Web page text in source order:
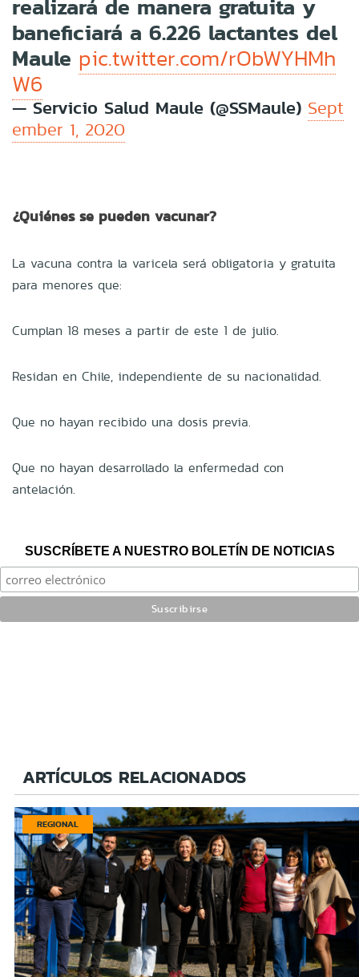
realizará de manera gratuita y
baneficiará a 6.226 lactantes del
Maule pic.twitter.com/rObWYHMh
W6
— Servicio Salud Maule (@SSMaule) Sept
ember 1, 2020
¿Quiénes se pueden vacunar?
La vacuna contra la varicela será obligatoria y gratuita
para menores que:
Cumplan 18 meses a partir de este 1 de julio.
Residan en Chile, independiente de su nacionalidad.
Que no hayan recibido una dosis previa.
Que no hayan desarrollado la enfermedad con
antelación.
SUSCRÍBETE A NUESTRO BOLETÍN DE NOTICIAS
ARTÍCULOS RELACIONADOS
REGIONAL